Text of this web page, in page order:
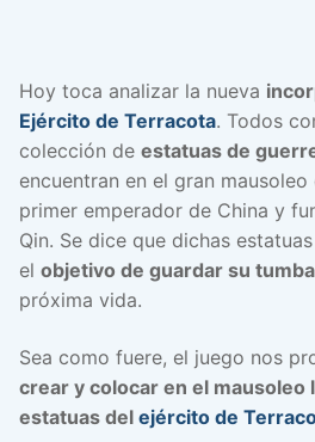
Hoy toca analizar la nueva
Ejército de Terracota. Todos
colección de estatuas de
encuentran en el gran mausoleo
primer emperador de China y
Qin. Se dice que dichas
el objetivo de guardar su tumba
próxima vida.
Sea como fuere, el juego nos
crear y colocar en el mausoleo
estatuas del ejército de